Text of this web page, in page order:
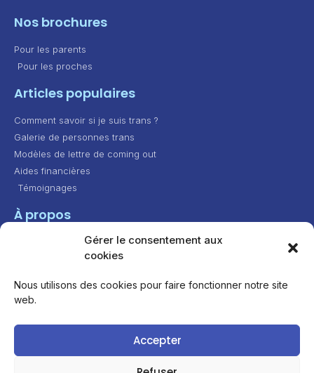
Gérer le consentement aux
cookies
Nous utilisons des cookies pour faire fonctionner notre site
web.
Accepter
Nos brochures
Pour les parents
Pour les proches
Articles populaires
Comment savoir si je suis trans ?
Galerie de personnes trans
Modèles de lettre de coming out
Aides financières
Témoignages
À propos
Attribution - Pas d’Utilisation Commerciale - Partage
dans les Mêmes Conditions 4.0 International